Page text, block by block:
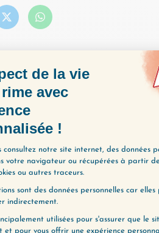
(195) À QUI APPARTIENT